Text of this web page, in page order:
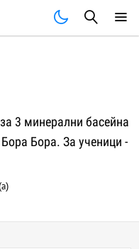
3 минерални басейна
Бора. За ученици -